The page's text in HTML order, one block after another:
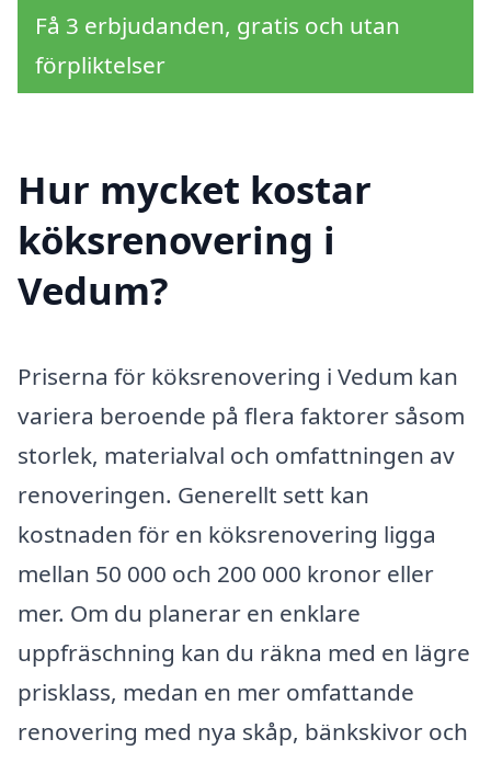
Få 3 erbjudanden, gratis och utan
förpliktelser
Hur mycket kostar
köksrenovering i
Vedum?
Priserna för köksrenovering i Vedum kan
variera beroende på flera faktorer såsom
storlek, materialval och omfattningen av
renoveringen. Generellt sett kan
kostnaden för en köksrenovering ligga
mellan 50 000 och 200 000 kronor eller
mer. Om du planerar en enklare
uppfräschning kan du räkna med en lägre
prisklass, medan en mer omfattande
renovering med nya skåp, bänkskivor och